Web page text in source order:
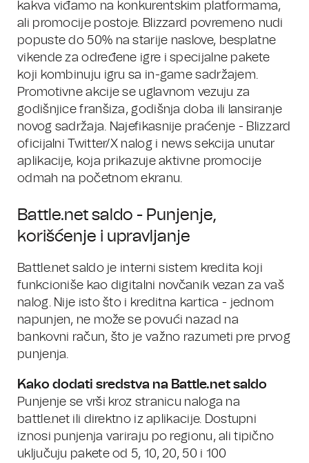
kakva viđamo na konkurentskim platformama,
ali promocije postoje. Blizzard povremeno nudi
popuste do 50% na starije naslove, besplatne
vikende za određene igre i specijalne pakete
koji kombinuju igru sa in-game sadržajem.
Promotivne akcije se uglavnom vezuju za
godišnjice franšiza, godišnja doba ili lansiranje
novog sadržaja. Najefikasnije praćenje - Blizzard
oficijalni Twitter/X nalog i news sekcija unutar
aplikacije, koja prikazuje aktivne promocije
odmah na početnom ekranu.
Battle.net saldo - Punjenje,
korišćenje i upravljanje
Battle.net saldo je interni sistem kredita koji
funkcioniše kao digitalni novčanik vezan za vaš
nalog. Nije isto što i kreditna kartica - jednom
napunjen, ne može se povući nazad na
bankovni račun, što je važno razumeti pre prvog
punjenja.
Kako dodati sredstva na Battle.net saldo
Punjenje se vrši kroz stranicu naloga na
battle.net ili direktno iz aplikacije. Dostupni
iznosi punjenja variraju po regionu, ali tipično
uključuju pakete od 5, 10, 20, 50 i 100